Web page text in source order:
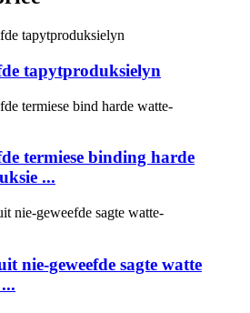
tapytproduksielyn
termiese binding harde
...
nie-geweefde sagte watte